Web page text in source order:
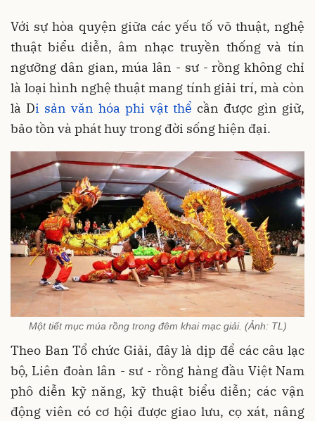
Với sự hòa quyện giữa các yếu tố võ thuật, nghệ
thuật biểu diễn, âm nhạc truyền thống và tín
ngưỡng dân gian, múa lân - sư - rồng không chỉ
là loại hình nghệ thuật mang tính giải trí, mà còn
là Di sản văn hóa phi vật thể cần được gìn giữ,
bảo tồn và phát huy trong đời sống hiện đại.
Một tiết mục múa rồng trong đêm khai mạc giải. (Ảnh: TL)
Theo Ban Tổ chức Giải, đây là dịp để các câu lạc
bộ, Liên đoàn lân - sư - rồng hàng đầu Việt Nam
phô diễn kỹ năng, kỹ thuật biểu diễn; các vận
động viên có cơ hội được giao lưu, cọ xát, nâng